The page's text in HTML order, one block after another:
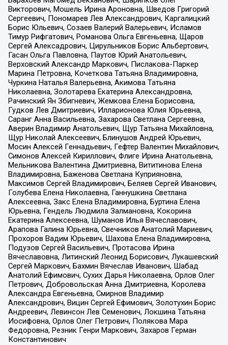
Викторович, Мошель Ирина Ароновна, Шведов Григорий
Сергеевич, Пономарев Лев Александрович, Каргалицкий
Борис Юльевич, Созаев Валерий Валерьевич, Исламов
Тимур Рифгатович, Романова Ольга Евгеньевна, Щаров
Сергей Алексадрович, Цирульников Борис Альбертович,
Гасан Ольга Павловна, Паутов Юрий Анатольевич,
Верховский Александр Маркович, Пислакова-Паркер
Марина Петровна, Кочеткова Татьяна Владимировна,
Чуркина Наталья Валерьевна, Акимова Татьяна
Николаевна, Золотарева Екатерина Александровна,
Рачинский Ян Збигневич, Жемкова Елена Борисовна,
Гудков Лев Дмитриевич, Илларионова Юлия Юрьевна,
Саранг Анна Васильевна, Захарова Светлана Сергеевна,
Аверин Владимир Анатольевич, Щур Татьяна Михайловна,
Щур Николай Алексеевич, Блинушов Андрей Юрьевич,
Мосин Алексей Геннадьевич, Гефтер Валентин Михайлович,
Симонов Алексей Кириллович, Флиге Ирина Анатольевна,
Мельникова Валентина Дмитриевна, Вититинова Елена
Владимировна, Баженова Светлана Куприяновна,
Максимов Сергей Владимирович, Беляев Сергей Иванович,
Голубева Елена Николаевна, Ганнушкина Светлана
Алексеевна, Закс Елена Владимировна, Буртина Елена
Юрьевна, Гендель Людмила Залмановна, Кокорина
Екатерина Алексеевна, Шуманов Илья Вячеславович,
Арапова Галина Юрьевна, Свечников Анатолий Мариевич,
Прохоров Вадим Юрьевич, Шахова Елена Владимировна,
Подузов Сергей Васильевич, Протасова Ирина
Вячеславовна, Литинский Леонид Борисович, Лукашевский
Сергей Маркович, Бахмин Вячеслав Иванович, Шабад
Анатолий Ефимович, Сухих Дарья Николаевна, Орлов Олег
Петрович, Добровольская Анна Дмитриевна, Королева
Александра Евгеньевна, Смирнов Владимир
Александрович, Вицин Сергей Ефимович, Золотухин Борис
Андреевич, Левинсон Лев Семенович, Локшина Татьяна
Иосифовна, Орлов Олег Петрович, Полякова Мара
Федоровна, Резник Генри Маркович, Захаров Герман
Константинович